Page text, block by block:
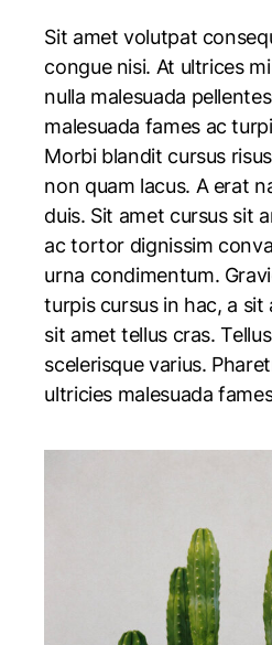
Sit amet volutpat
congue nisi. At ultrices
nulla malesuada
malesuada fames ac
Morbi blandit cursus
non quam lacus. A erat
duis. Sit amet cursus sit
ac tortor dignissim
urna condimentum.
turpis cursus in hac, a sit
sit amet tellus cras.
scelerisque varius.
ultricies malesuada